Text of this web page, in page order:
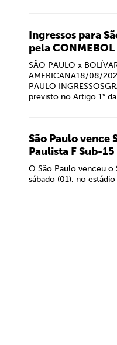
Ingressos para
pela
SÃO PAULO x
AMERICANA18/08/
PAULO
previsto no Artigo 1°
São Paulo vence
Paulista F Sub-15
O São Paulo venceu o
sábado (01), no